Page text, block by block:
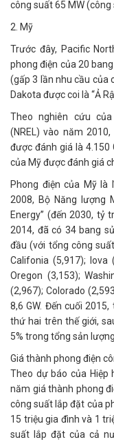
công suất 65 MW (công
2. Mỹ
Trước đây, Pacific
phong điện của 20
(gấp 3 lần nhu cầu của
Dakota được coi là “Ả
Theo nghiên cứu của
(NREL) vào năm
được đánh giá là 4.150
của Mỹ được đánh giá
Phong điện của Mỹ
2008, Bộ Năng lượng
Energy” (đến 2030, tỷ
2014, đã có 34 bang
đầu (với tổng công
Califonia (5,917); Iova
Оregon (3,153);
(2,967); Colorado
8,6 GW. Đến cuối
thứ hai trên thế giới,
5% trong tổng sản
Giá thành phong điện
Theo dự báo của Hiệp
năm giá thành phong
công suất lắp đặt của
15 triệu gia đình và 1
suất lắp đặt của cả